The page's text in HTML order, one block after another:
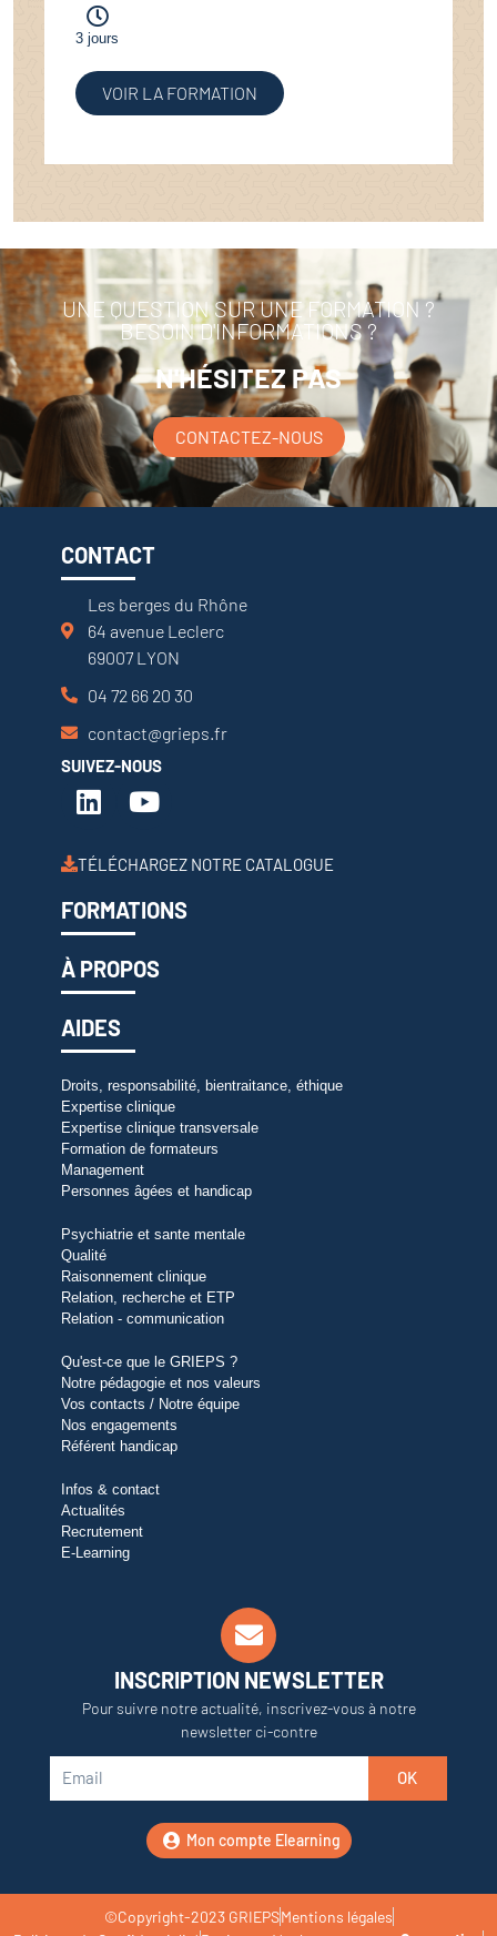
3 jours
VOIR LA FORMATION
UNE QUESTION SUR UNE FORMATION ?
BESOIN D'INFORMATIONS ?
N'HÉSITEZ PAS
CONTACTEZ-NOUS
CONTACT
Les berges du Rhône
64 avenue Leclerc
69007 LYON
04 72 66 20 30
contact@grieps.fr
SUIVEZ-NOUS
TÉLÉCHARGEZ NOTRE CATALOGUE
FORMATIONS
À PROPOS
AIDES
Droits, responsabilité, bientraitance, éthique
Expertise clinique
Expertise clinique transversale
Formation de formateurs
Management
Personnes âgées et handicap
Psychiatrie et sante mentale
Qualité
Raisonnement clinique
Relation, recherche et ETP
Relation - communication
Qu'est-ce que le GRIEPS ?
Notre pédagogie et nos valeurs
Vos contacts / Notre équipe
Nos engagements
Référent handicap
Infos & contact
Actualités
Recrutement
E-Learning
INSCRIPTION NEWSLETTER
Pour suivre notre actualité, inscrivez-vous à notre
newsletter ci-contre
OK
Mon compte Elearning
©Copyright-2023 GRIEPSMentions légales